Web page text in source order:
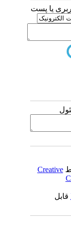
یا پست
Creative